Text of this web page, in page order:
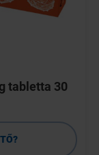
tabletta 30